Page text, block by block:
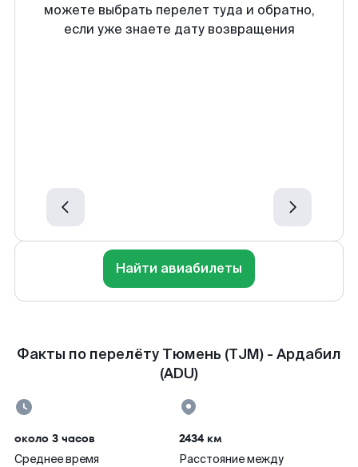
можете выбрать перелет туда и обратно,
если уже знаете дату возвращения
Найти авиабилеты
Факты по перелёту Тюмень (TJM) - Ардабил
(ADU)
около 3 часов
Среднее время
2434 км
Расстояние между